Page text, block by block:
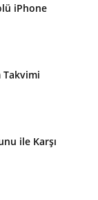
iPhone
Takvimi
ile Karşı